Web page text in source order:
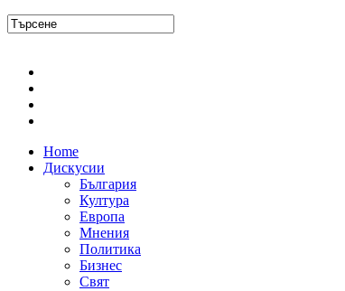
Home
Дискусии
България
Култура
Европа
Мнения
Политика
Бизнес
Свят